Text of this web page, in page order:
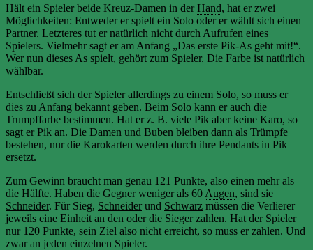
Hält ein Spieler beide Kreuz-Damen in derHand, hat er zwei
Möglichkeiten: Entweder er spielt ein Solo oder er wählt sich einen
Partner. Letzteres tut er natürlich nicht durch Aufrufen eines
Spielers. Vielmehr sagt er am Anfang „Das erste Pik-As geht mit!“.
Wer nun dieses As spielt, gehört zum Spieler. Die Farbe ist natürlich
wählbar.
Entschließt sich der Spieler allerdings zu einem Solo, so muss er
dies zu Anfang bekannt geben. Beim Solo kann er auch die
Trumpffarbe bestimmen. Hat er z. B. viele Pik aber keine Karo, so
sagt er Pik an. Die Damen und Buben bleiben dann als Trümpfe
bestehen, nur die Karokarten werden durch ihre Pendants in Pik
ersetzt.
Zum Gewinn braucht man genau 121 Punkte, also einen mehr als
die Hälfte. Haben die Gegner weniger als 60 Augen, sind sie
Schneider. Für Sieg, Schneiderund Schwarz müssen die Verlierer
jeweils eine Einheit an den oder die Sieger zahlen. Hat der Spieler
nur 120 Punkte, sein Ziel also nicht erreicht, so muss er zahlen. Und
zwar an jeden einzelnen Spieler.